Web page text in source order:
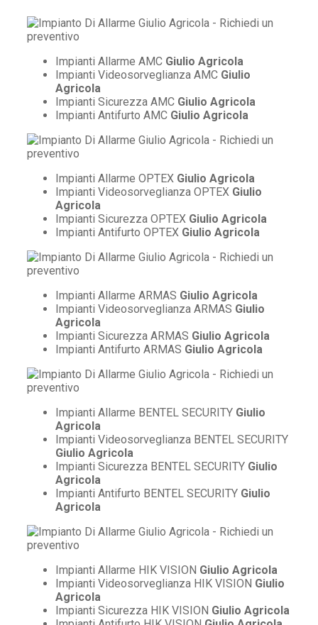
Impianti Allarme AMC Giulio Agricola
Impianti Videosorveglianza AMC Giulio
Agricola
Impianti Sicurezza AMC Giulio Agricola
Impianti Antifurto AMC Giulio Agricola
Impianti Allarme OPTEX Giulio Agricola
Impianti Videosorveglianza OPTEX Giulio
Agricola
Impianti Sicurezza OPTEX Giulio Agricola
Impianti Antifurto OPTEX Giulio Agricola
Impianti Allarme ARMAS Giulio Agricola
Impianti Videosorveglianza ARMAS Giulio
Agricola
Impianti Sicurezza ARMAS Giulio Agricola
Impianti Antifurto ARMAS Giulio Agricola
Impianti Allarme BENTEL SECURITY Giulio
Agricola
Impianti Videosorveglianza BENTEL SECURITY
Giulio Agricola
Impianti Sicurezza BENTEL SECURITY Giulio
Agricola
Impianti Antifurto BENTEL SECURITY Giulio
Agricola
Impianti Allarme HIK VISION Giulio Agricola
Impianti Videosorveglianza HIK VISION Giulio
Agricola
Impianti Sicurezza HIK VISION Giulio Agricola